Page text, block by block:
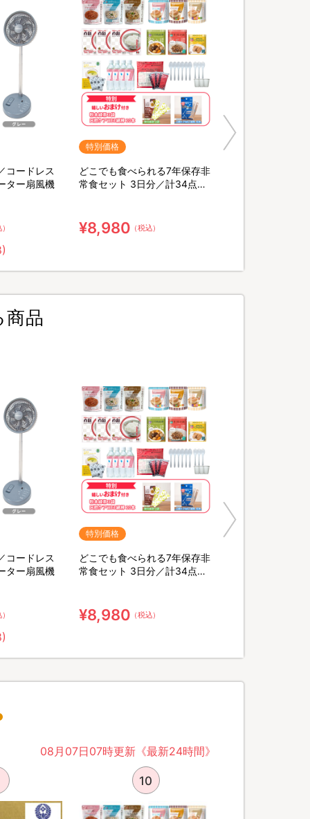
コードレス
ター扇風機
特別価格
どこでも食べられる7年保存非
常食セット 3日分／計34点セ
¥8,980 （税込）
品
コードレス
ター扇風機
特別価格
どこでも食べられる7年保存非
常食セット 3日分／計34点セ
¥8,980 （税込）
08月07日07時更新《最新24時間》
10